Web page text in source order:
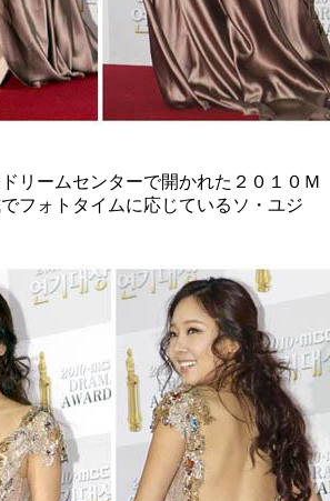
リームセンターで開かれた２０１０Ｍ
フォトタイムに応じているソ・ユジ